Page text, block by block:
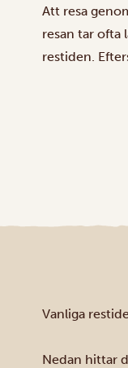
Att resa
resan tar ofta
restiden.
Vanliga
Nedan hittar